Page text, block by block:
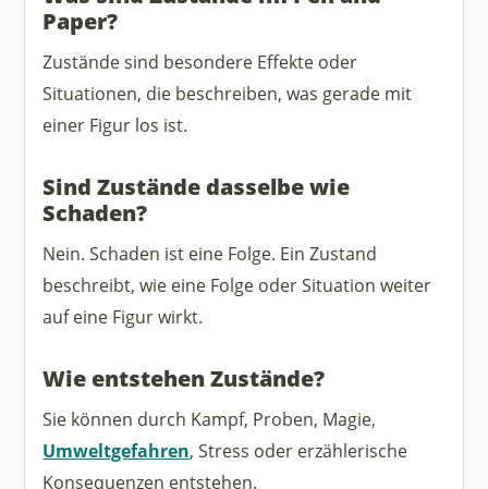
Paper?
Zustände sind besondere Effekte oder
Situationen, die beschreiben, was gerade mit
einer Figur los ist.
Sind Zustände dasselbe wie
Schaden?
Nein. Schaden ist eine Folge. Ein Zustand
beschreibt, wie eine Folge oder Situation weiter
auf eine Figur wirkt.
Wie entstehen Zustände?
Sie können durch Kampf, Proben, Magie,
Umweltgefahren, Stress oder erzählerische
Konsequenzen entstehen.